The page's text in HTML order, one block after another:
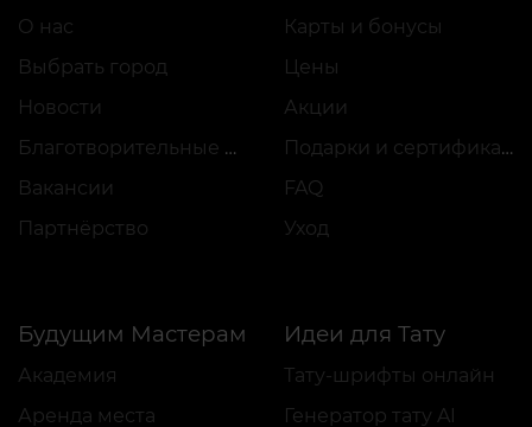
О нас
Выбрать город
Новости
Благотворительные проекты
Вакансии
Партнёрство
Карты и бонусы
Цены
Акции
Подарки и сертификаты
FAQ
Уход
Будущим Мастерам
Академия
Аренда места
Идеи для Тату
Тату-шрифты онлайн
Генератор тату AI